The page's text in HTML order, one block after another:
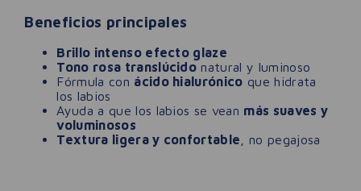
Beneficios principales
Brillo intenso efecto glaze
Tono rosa translúcido natural y luminoso
Fórmula con ácido hialurónico que hidrata
los labios
Ayuda a que los labios se vean más suaves y
voluminosos
Textura ligera y confortable , no pegajosa